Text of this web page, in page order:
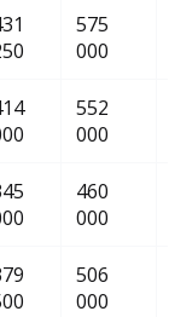
575
000
552
000
460
000
506
000